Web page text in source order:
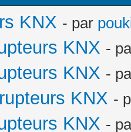
KNX - par
KNX -
KNX -
KNX -
KNX -